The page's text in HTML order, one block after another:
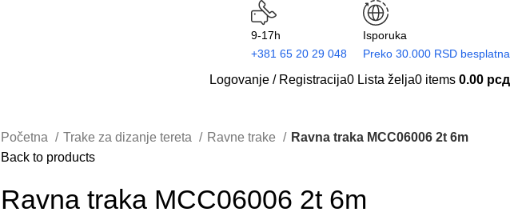
9-17h
+381 65 20 29 048
Isporuka
Preko 30.000 RSD besplatna
Logovanje / Registracija0 Lista želja0 items 0.00 рсд
Početna Trake za dizanje tereta Ravne trake
Ravna traka MCC06006 2t 6m
Back to products
Ravna traka MCC06006 2t 6m